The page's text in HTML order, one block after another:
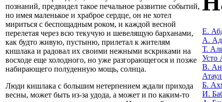
познаний, предвидел такое печальное развитие событий,
но имея маленькое и храброе сердце, он не хотел
мириться с беспощадным роком, и каждой весной
перелетая через всю текучую и шевелящую барханами,
как будто живую, пустыню, прилетал к жителям
кишлака и радовал их своими нежными вскриками на
восходе еще холодного, но уже разгорающегося и позже
набирающего полуденную мощь, солнца.
Люди кишлака с большим нетерпением ждали прихода
весны, может быть из-за удода, а может и по каким-то
Е.
А.
Т.
Усто
В.
Б.
И.